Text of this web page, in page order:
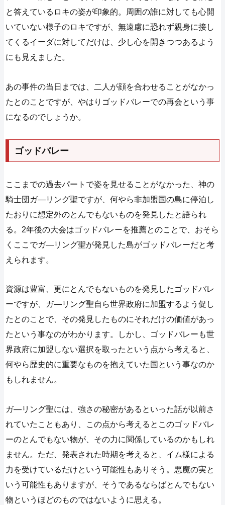
と答えているロキの姿が印象的。周囲の誰に対しても心開
いていない様子のロキですが、無遠慮に恐れず親身に接し
てくるイーダに対してだけは、少し心を開きつつあるよう
にも見えました。
あの事件の当日までは、二人が顔を合わせることがなかっ
たとのことですが、やはりゴッドバレーでの再会という事
になるのでしょうか。
ゴッドバレー
ここまでの過去パートで姿を見せることがなかった、神の
騎士団ガ―リング聖ですが、何やら非加盟国の島に停泊し
たおりに想定外のとんでもないものを発見したと語られ
る。2年後の大会はゴッドバレーを推薦とのことで、おそら
くここでガ―リング聖が発見した島がゴッドバレーだと考
えられます。
資源は豊富、更にとんでもないものを発見したゴッドバレ
ーですが、ガ―リング聖自ら世界政府に加盟するよう促し
たとのことで、その発見したものにそれだけの価値があっ
たという事なのがわかります。しかし、ゴッドバレーも世
界政府に加盟しない選択を取ったという点から考えると、
何やら歴史的に重要なものを抱えていた国という事なのか
もしれません。
ガ―リング聖には、強さの秘密があるといった話が以前さ
れていたこともあり、この点から考えるとこのゴッドバレ
ーのとんでもない物が、その力に関係しているのかもしれ
ません。ただ、発表された時期を考えると、イム様による
力を受けているだけという可能性もありそう。悪魔の実と
いう可能性もありますが、そうであるならばとんでもない
物というほどのものではないように思える。